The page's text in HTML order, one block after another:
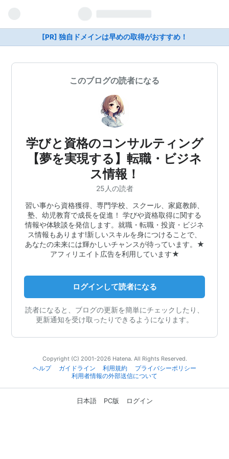
[PR] 独自ドメインは早めの取得がおすすめ！
このブログの読者になる
学びと資格のコンサルティング
【夢を実現する】転職・ビジネ
ス情報！
25人の読者
習い事から資格獲得、専門学校、スクール、家庭教師、
塾、幼児教育で成長を促進！ 学びや資格取得に関する
情報や体験談を発信します。就職・転職・投資・ビジネ
ス情報もあります!新しいスキルを身につけることで、
あなたの未来には輝かしいチャンスが待っています。★
アフィリエイト広告を利用しています★
ログインして読者になる
読者になると、ブログの更新を簡単にチェックしたり、
更新通知を受け取ったりできるようになります。
Copyright (C) 2001-2026 Hatena. All Rights Reserved.
ヘルプ
ガイドライン 利用規約
プライバシーポリシー
利用者情報の外部送信について
日本語 PC版 ログイン